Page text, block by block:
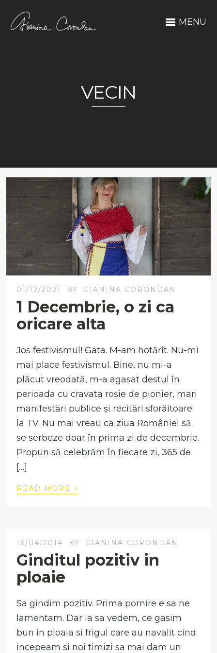
MENU
VECIN
01/12/2021 BY GIANINA CORONDAN
1 Decembrie, o zi ca
oricare alta
Jos festivismul! Gata. M-am hotărît. Nu-mi
mai place festivismul. Bine, nu mi-a
plăcut vreodată, m-a agasat destul în
perioada cu cravata roșie de pionier, mari
manifestări publice și recitări sforăitoare
la TV. Nu mai vreau ca ziua României să
se serbeze doar în prima zi de decembrie.
Propun să celebrăm în fiecare zi, 365 de
[…]
READ MORE ›
16/04/2014 BY GIANINA CORONDAN
Ginditul pozitiv in
ploaie
Sa gindim pozitiv. Prima pornire e sa ne
lamentam. Dar ia sa vedem, ce gasim
bun in ploaia si frigul care au navalit cind
incepeam si noi timizi sa mai dam un